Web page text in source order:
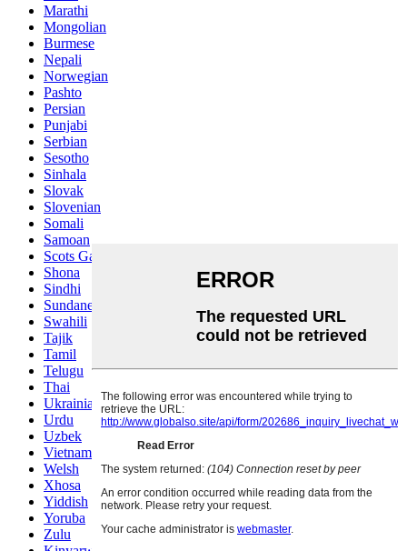
Marathi
Mongolian
Burmese
Nepali
Norwegian
Pashto
Persian
Punjabi
Serbian
Sesotho
Sinhala
Slovak
Slovenian
Somali
Samoan
Scots Gaelic
Shona
Sindhi
Sundanese
Swahili
Tajik
Tamil
Telugu
Thai
Ukrainian
Urdu
Uzbek
Vietnamese
Welsh
Xhosa
Yiddish
Yoruba
Zulu